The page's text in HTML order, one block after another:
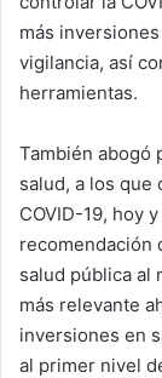
más
vigilancia, así
herramientas.
También abogó
salud, a los que
COVID-19, hoy
recomendación
salud pública al
más relevante
inversiones en
al primer nivel